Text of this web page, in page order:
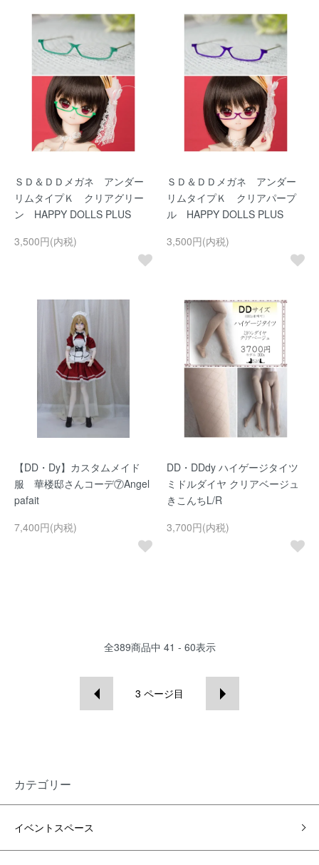
ＳＤ＆ＤＤメガネ アンダー
リムタイプＫ クリアグリー
ン HAPPY DOLLS PLUS
3,500円(内税)
ＳＤ＆ＤＤメガネ アンダー
リムタイプＫ クリアパープ
ル HAPPY DOLLS PLUS
3,500円(内税)
【DD・Dy】カスタムメイド
服 華楼邸さんコーデ⑦Angel
pafait
7,400円(内税)
DD・DDdy ハイゲージタイツ
ミドルダイヤ クリアベージュ
きこんちL/R
3,700円(内税)
全389商品中 41 - 60表示
3 ページ目
カテゴリー
イベントスペース